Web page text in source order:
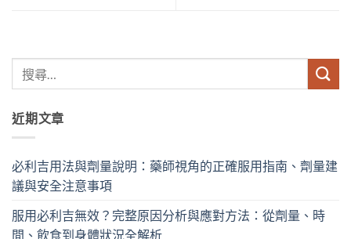
近期文章
必利吉用法與劑量說明：藥師視角的正確服用指南、劑量建
議與安全注意事項
服用必利吉無效？完整原因分析與應對方法：從劑量、時
間、飲食到身體狀況全解析